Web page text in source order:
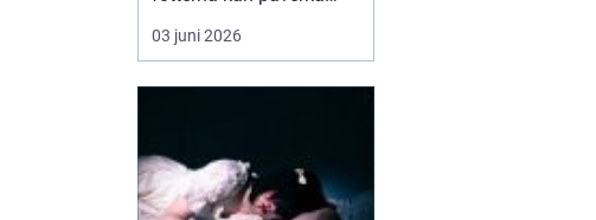
vardagen. Nedsatt
känsel, sämre
kan utvecklas till ett
större sår. I den
03 juni 2026